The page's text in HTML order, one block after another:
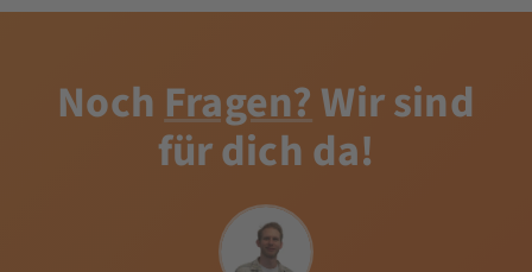
NochFragen?Wir sind
für dich da!